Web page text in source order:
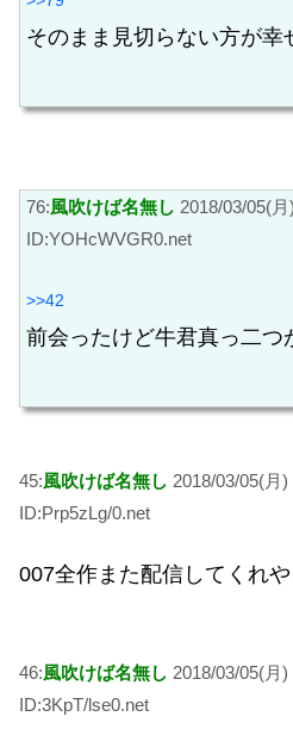
そのまま見切らない方が幸
76:風吹けば名無し 2018/03/05(
ID:YOHcWVGR0.net
>>42
前会ったけど牛君真っ二つ
45:風吹けば名無し 2018/03/05(月
ID:Prp5zLg/0.net
007全作また配信してくれや
46:風吹けば名無し 2018/03/05(月
ID:3KpT/lse0.net